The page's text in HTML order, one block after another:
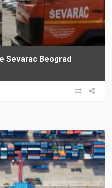
Sevarac Beograd